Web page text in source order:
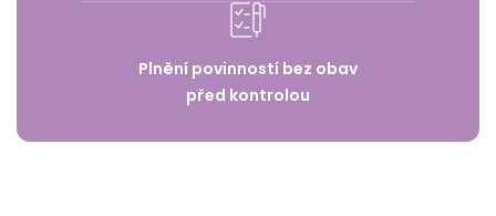
Plnění povinností bez obav
před kontrolou